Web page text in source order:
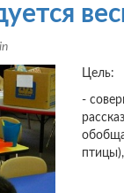
Цель:
-